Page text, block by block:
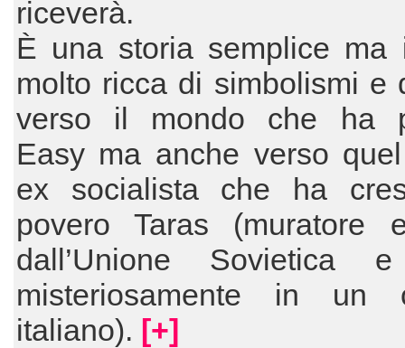
riceverà.
È una storia semplice ma
molto ricca di simbolismi e
verso il mondo che ha
Easy ma anche verso
ex socialista che ha
povero Taras (muratore
dall’Unione Sovietica
misteriosamente in un
italiano). [+]